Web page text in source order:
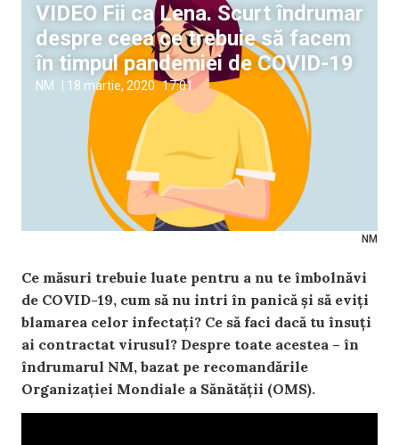
NM
VIDEO Fii ca Lena. Scurt îndrumar
despre ceea ce trebuie să facem
în timpul pandemiei de COVID-19
NM 18 martie, 2020 17:01
Ce măsuri trebuie luate pentru a nu te îmbolnăvi
de COVID-19, cum să nu intri în panică și să eviți
blamarea celor infectați? Ce să faci dacă tu însuți
ai contractat virusul? Despre toate acestea – în
îndrumarul NM, bazat pe recomandările
Organizației Mondiale a Sănătății (OMS).